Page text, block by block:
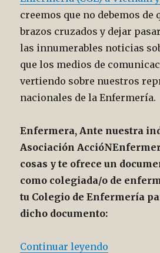
creemos que no debemos de
brazos cruzados y dejar
las innumerables noticias
que los medios de
vertiendo sobre nuestros
nacionales de la Enfermería.
Enfermera, Ante nuestra
Asociación
cosas y te ofrece un
como colegiada/o de
tu Colegio de Enfermería
dicho documento:
Continuar leyendo